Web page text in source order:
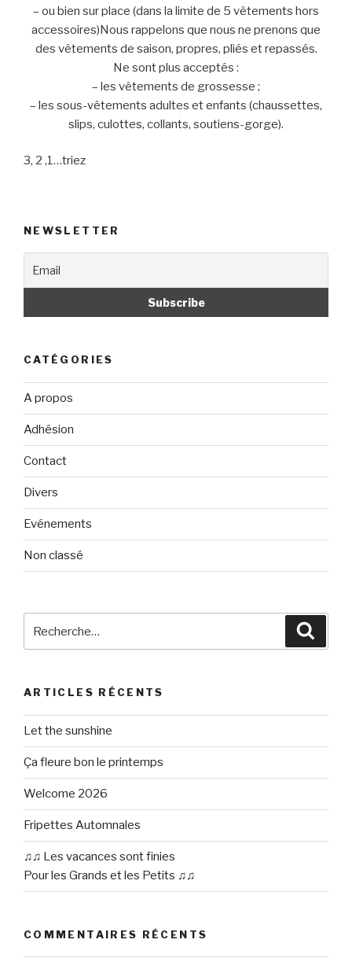
– ou bien sur place (dans la limite de 5 vêtements hors
accessoires)Nous rappelons que nous ne prenons que
des vêtements de saison, propres, pliés et repassés.
Ne sont plus acceptés :
– les vêtements de grossesse ;
– les sous-vêtements adultes et enfants (chaussettes,
slips, culottes, collants, soutiens-gorge).
3, 2 ,1…triez
NEWSLETTER
CATÉGORIES
A propos
Adhésion
Contact
Divers
Evénements
Non classé
ARTICLES RÉCENTS
Let the sunshine
Ça fleure bon le printemps
Welcome 2026
Fripettes Automnales
♫♫ Les vacances sont finies
Pour les Grands et les Petits ♫♫
COMMENTAIRES RÉCENTS